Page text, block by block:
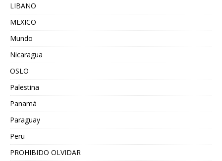
LIBANO
MEXICO
Mundo
Nicaragua
OSLO
Palestina
Panamá
Paraguay
Peru
PROHIBIDO OLVIDAR